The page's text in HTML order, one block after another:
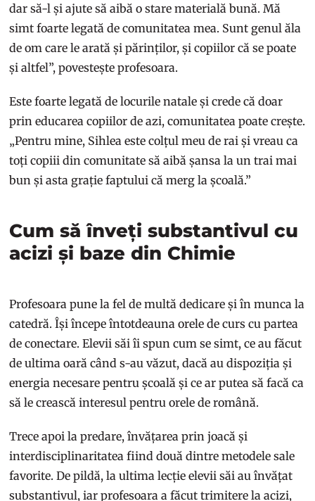
dar să-l și ajute să aibă o stare materială bună. Mă
simt foarte legată de comunitatea mea. Sunt genul ăla
de om care le arată și părinților, și copiilor că se poate
și altfel”, povestește profesoara.
Este foarte legată de locurile natale și crede că doar
prin educarea copiilor de azi, comunitatea poate crește.
„Pentru mine, Sihlea este colțul meu de rai și vreau ca
toți copiii din comunitate să aibă șansa la un trai mai
bun și asta grație faptului că merg la școală.”
Cum să înveți substantivul cu
acizi și baze din Chimie
Profesoara pune la fel de multă dedicare și în munca la
catedră. Își începe întotdeauna orele de curs cu partea
de conectare. Elevii săi îi spun cum se simt, ce au făcut
de ultima oară când s-au văzut, dacă au dispoziția și
energia necesare pentru școală și ce ar putea să facă ca
să le crească interesul pentru orele de română.
Trece apoi la predare, învățarea prin joacă și
interdisciplinaritatea fiind două dintre metodele sale
favorite. De pildă, la ultima lecție elevii săi au învățat
substantivul, iar profesoara a făcut trimitere la acizi,